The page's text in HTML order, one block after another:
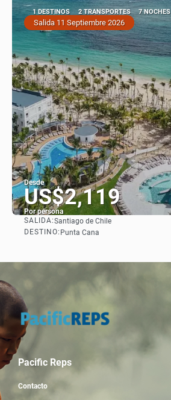
1 DESTINOS 2 TRANSPORTES 7 NOCHES
Salida 11 Septiembre 2026
Desde
US$2,119
Por persona
SALIDA:Santiago de Chile
DESTINO: Punta Cana
Pacific Reps
Contacto